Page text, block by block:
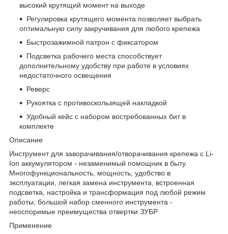
высокий крутящий момент на выходе
Регулировка крутящего момента позволяет выбрать
оптимальную силу закручивания для любого крепежа
Быстрозажимной патрон с фиксатором
Подсветка рабочего места способствует
дополнительному удобству при работе в условиях
недостаточного освещения
Реверс
Рукоятка с противоскользящей накладкой
Удобный кейс с набором востребованных бит в
комплекте
Описание
Инструмент для заворачивания/отворачивания крепежа с Li-
Ion аккумулятором - незаменимый помощник в быту.
Многофункциональность, мощность, удобство в
эксплуатации, легкая замена инструмента, встроенная
подсветка, настройка и трансформация под любой режим
работы, большой набор сменного инструмента -
неоспоримые преимущества отвертки ЗУБР
Применение